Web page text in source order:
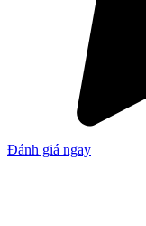
Đánh giá ngay